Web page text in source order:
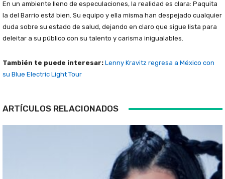
En un ambiente lleno de especulaciones, la realidad es clara: Paquita
la del Barrio está bien. Su equipo y ella misma han despejado cualquier
duda sobre su estado de salud, dejando en claro que sigue lista para
deleitar a su público con su talento y carisma inigualables.
También te puede interesar: Lenny Kravitz regresa a México con
su Blue Electric Light Tour
ARTÍCULOS RELACIONADOS